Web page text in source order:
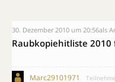
30. Dezember 2010 um 20:56als
Raubkopiehitliste 2010
Marc29101971